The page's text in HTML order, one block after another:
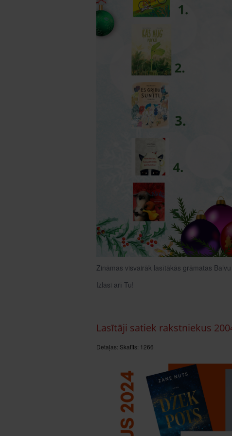
Zināmas visvairāk lasītākās grāmatas
Izlasi arī Tu!
Lasītāji satiek rakstniekus
Detaļas: Skatīts: 1266